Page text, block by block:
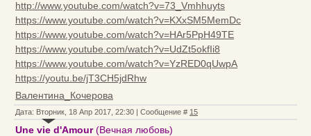
http://www.youtube.com/watch?v=73_Vmhhuyts
https://www.youtube.com/watch?v=KXxSM5MemDc
https://www.youtube.com/watch?v=HAr5PpH49TE
https://www.youtube.com/watch?v=UdZt5okfIi8
https://www.youtube.com/watch?v=YzRED0qUwpA
https://youtu.be/jT3CH5jdRhw
Валентина_Кочерова
Дата: Вторник, 18 Апр 2017, 22:30 | Сообщение # 15
Une vie d'Amour (Вечная любовь)